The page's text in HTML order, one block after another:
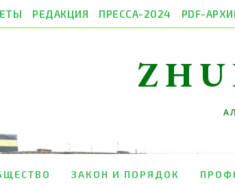
РЕДАКЦИЯ ПРЕССА-2024 PDF-
ЗАКОН И ПОРЯДОК